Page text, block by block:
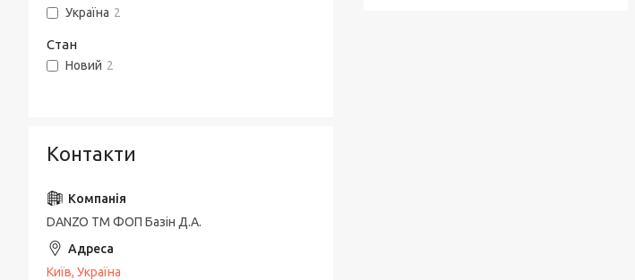
Україна 2
Стан
Новий 2
Контакти
DANZO TM ФОП Базін Д.А.
Київ, Україна